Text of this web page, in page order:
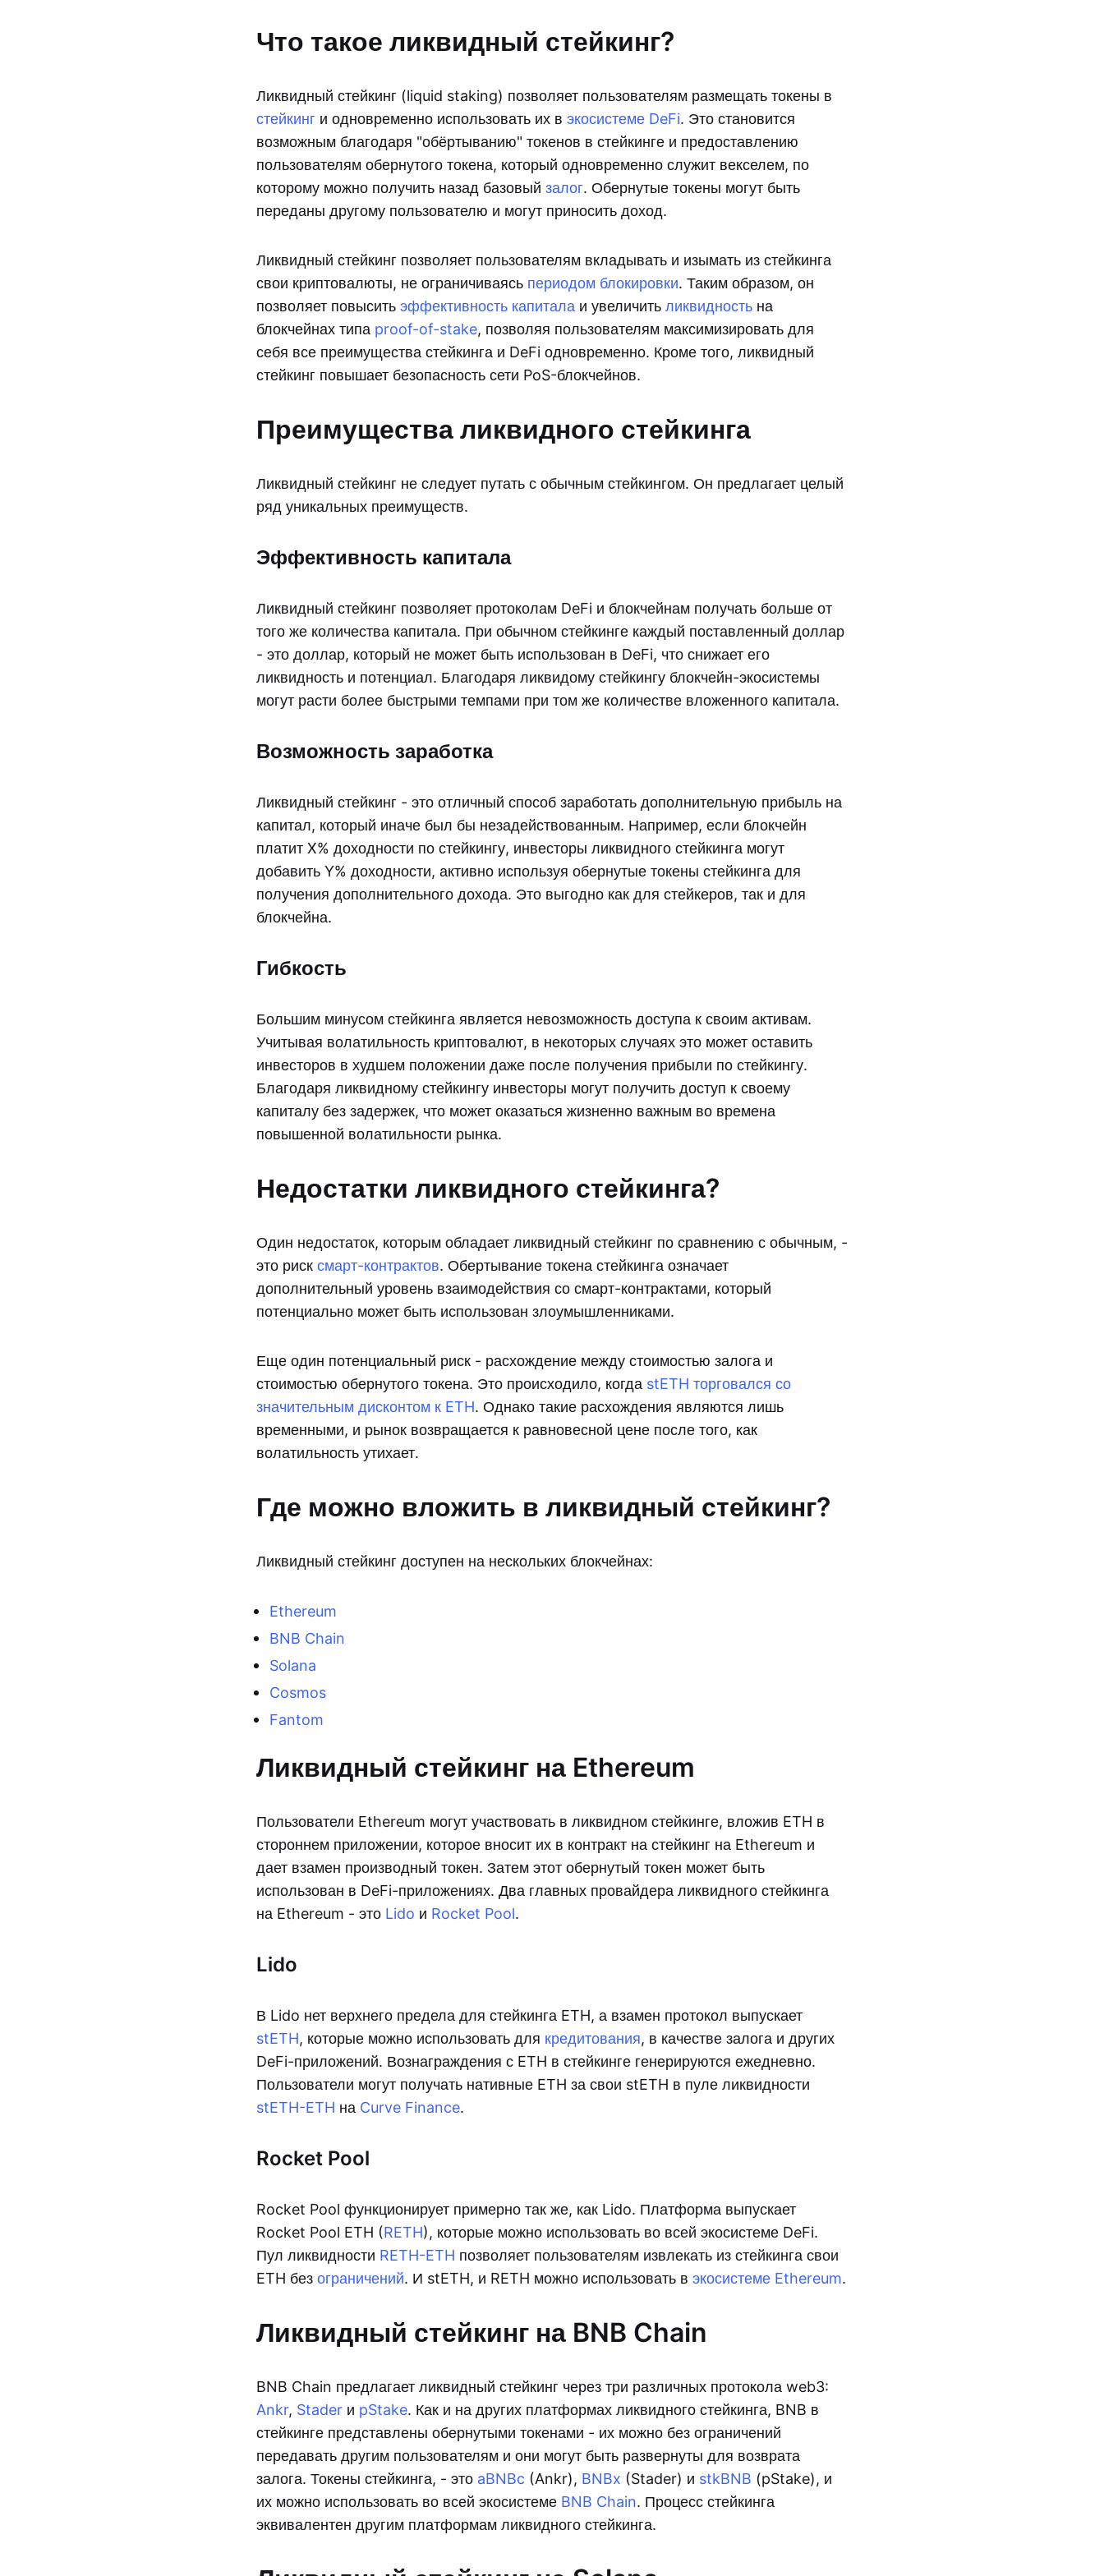
Что такое ликвидный стейкинг?
Ликвидный стейкинг (liquid staking) позволяет пользователям размещать токены в
стейкинг и одновременно использовать их в экосистеме DeFi. Это становится
возможным благодаря "обёртыванию" токенов в стейкинге и предоставлению
пользователям обернутого токена, который одновременно служит векселем, по
которому можно получить назад базовый залог. Обернутые токены могут быть
переданы другому пользователю и могут приносить доход.
Ликвидный стейкинг позволяет пользователям вкладывать и изымать из стейкинга
свои криптовалюты, не ограничиваясь периодом блокировки. Таким образом, он
позволяет повысить эффективность капитала и увеличить ликвидность на
блокчейнах типа proof-of-stake, позволяя пользователям максимизировать для
себя все преимущества стейкинга и DeFi одновременно. Кроме того, ликвидный
стейкинг повышает безопасность сети PoS-блокчейнов.
Преимущества ликвидного стейкинга
Ликвидный стейкинг не следует путать с обычным стейкингом. Он предлагает целый
ряд уникальных преимуществ.
Эффективность капитала
Ликвидный стейкинг позволяет протоколам DeFi и блокчейнам получать больше от
того же количества капитала. При обычном стейкинге каждый поставленный доллар
- это доллар, который не может быть использован в DeFi, что снижает его
ликвидность и потенциал. Благодаря ликвидому стейкингу блокчейн-экосистемы
могут расти более быстрыми темпами при том же количестве вложенного капитала.
Возможность заработка
Ликвидный стейкинг - это отличный способ заработать дополнительную прибыль на
капитал, который иначе был бы незадействованным. Например, если блокчейн
платит X% доходности по стейкингу, инвесторы ликвидного стейкинга могут
добавить Y% доходности, активно используя обернутые токены стейкинга для
получения дополнительного дохода. Это выгодно как для стейкеров, так и для
блокчейна.
Гибкость
Большим минусом стейкинга является невозможность доступа к своим активам.
Учитывая волатильность криптовалют, в некоторых случаях это может оставить
инвесторов в худшем положении даже после получения прибыли по стейкингу.
Благодаря ликвидному стейкингу инвесторы могут получить доступ к своему
капиталу без задержек, что может оказаться жизненно важным во времена
повышенной волатильности рынка.
Недостатки ликвидного стейкинга?
Один недостаток, которым обладает ликвидный стейкинг по сравнению с обычным, -
это риск смарт-контрактов. Обертывание токена стейкинга означает
дополнительный уровень взаимодействия со смарт-контрактами, который
потенциально может быть использован злоумышленниками.
Еще один потенциальный риск - расхождение между стоимостью залога и
стоимостью обернутого токена. Это происходило, когда stETH торговался со
значительным дисконтом к ETH. Однако такие расхождения являются лишь
временными, и рынок возвращается к равновесной цене после того, как
волатильность утихает.
Где можно вложить в ликвидный стейкинг?
Ликвидный стейкинг доступен на нескольких блокчейнах:
Ethereum
BNB Chain
Solana
Cosmos
Fantom
Ликвидный стейкинг на Ethereum
Пользователи Ethereum могут участвовать в ликвидном стейкинге, вложив ETH в
стороннем приложении, которое вносит их в контракт на стейкинг на Ethereum и
дает взамен производный токен. Затем этот обернутый токен может быть
использован в DeFi-приложениях. Два главных провайдера ликвидного стейкинга
на Ethereum - это Lido и Rocket Pool.
Lido
В Lido нет верхнего предела для стейкинга ETH, а взамен протокол выпускает
stETH, которые можно использовать для кредитования, в качестве залога и других
DeFi-приложений. Вознаграждения с ETH в стейкинге генерируются ежедневно.
Пользователи могут получать нативные ETH за свои stETH в пуле ликвидности
stETH-ETH на Curve Finance.
Rocket Pool
Rocket Pool функционирует примерно так же, как Lido. Платформа выпускает
Rocket Pool ETH (RETH), которые можно использовать во всей экосистеме DeFi.
Пул ликвидности RETH-ETH позволяет пользователям извлекать из стейкинга свои
ETH без ограничений. И stETH, и RETH можно использовать в экосистеме Ethereum.
Ликвидный стейкинг на BNB Chain
BNB Chain предлагает ликвидный стейкинг через три различных протокола web3:
Ankr, Stader и pStake. Как и на других платформах ликвидного стейкинга, BNB в
стейкинге представлены обернутыми токенами - их можно без ограничений
передавать другим пользователям и они могут быть развернуты для возврата
залога. Токены стейкинга, - это aBNBc (Ankr), BNBx (Stader) и stkBNB (pStake), и
их можно использовать во всей экосистеме BNB Chain. Процесс стейкинга
эквивалентен другим платформам ликвидного стейкинга.